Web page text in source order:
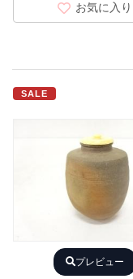
お気に入り
SALE
プレビュー